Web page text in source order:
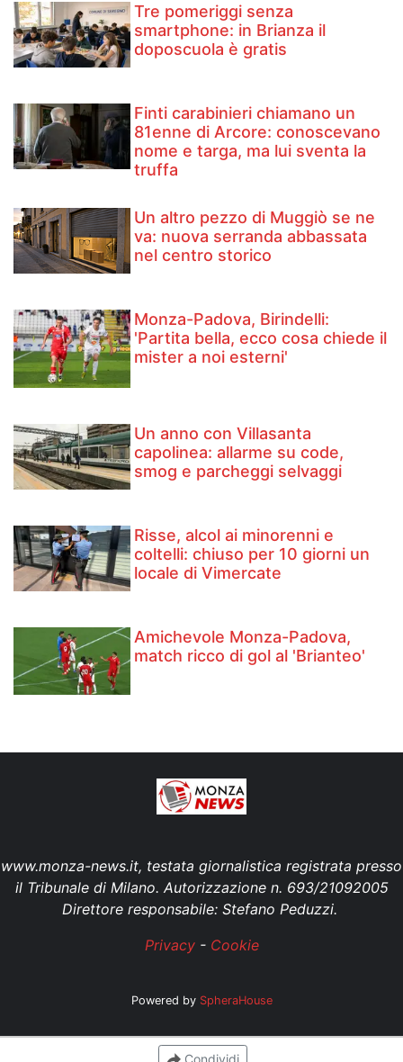
Tre pomeriggi senza
smartphone: in Brianza il
doposcuola è gratis
Finti carabinieri chiamano un
81enne di Arcore: conoscevano
nome e targa, ma lui sventa la
truffa
Un altro pezzo di Muggiò se ne
va: nuova serranda abbassata
nel centro storico
Monza-Padova, Birindelli:
'Partita bella, ecco cosa chiede il
mister a noi esterni'
Un anno con Villasanta
capolinea: allarme su code,
smog e parcheggi selvaggi
Risse, alcol ai minorenni e
coltelli: chiuso per 10 giorni un
locale di Vimercate
Amichevole Monza-Padova,
match ricco di gol al 'Brianteo'
www.monza-news.it, testata giornalistica registrata presso
il Tribunale di Milano. Autorizzazione n. 693/21092005
Direttore responsabile: Stefano Peduzzi.
Privacy- Cookie
Powered by SpheraHouse
Condividi